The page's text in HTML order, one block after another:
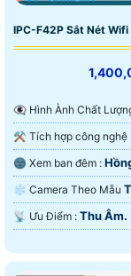
IPC-F42P Sắt Nét Wifi
👁️‍🗨 Hình Ành Chất
🌚 Xem ban đêm :
❄ Camera Theo Mẫu
️📡 Ưu Điểm : Thu Âm.